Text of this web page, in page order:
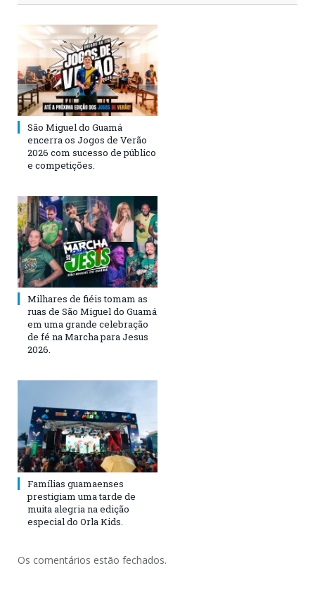
São Miguel do Guamá
encerra os Jogos de Verão
2026 com sucesso de público
e competições.
Milhares de fiéis tomam as
ruas de São Miguel do Guamá
em uma grande celebração
de fé na Marcha para Jesus
2026.
Famílias guamaenses
prestigiam uma tarde de
muita alegria na edição
especial do Orla Kids.
Os comentários estão fechados.